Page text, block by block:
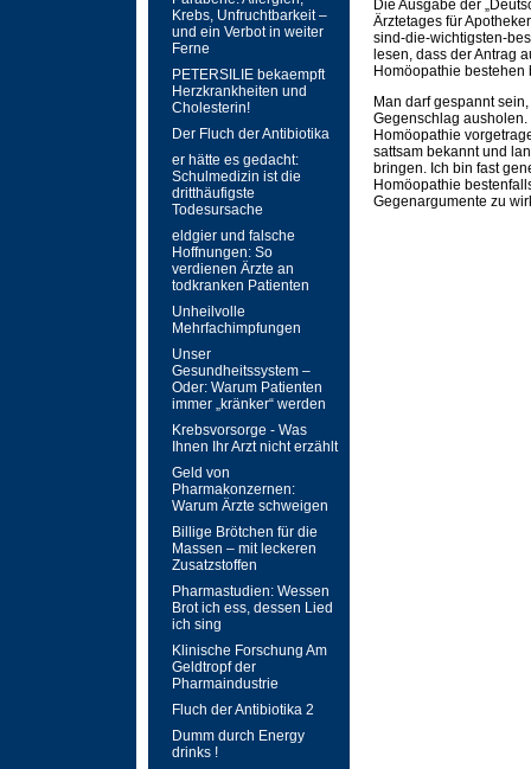
Krebs, Unfruchtbarkeit –
und ein Verbot in weiter
Ferne
PETERSILIE bekaempft
Herzkrankheiten und
Cholesterin!
Der Fluch der Antibiotika
er hätte es gedacht:
Schulmedizin ist die
dritthäufigste
Todesursache
eldgier und falsche
Hoffnungen: So
verdienen Ärzte an
todkranken Patienten
Unheilvolle
Mehrfachimpfungen
Unser
Gesundheitssystem –
Oder: Warum Patienten
immer „kränker“ werden
Krebsvorsorge - Was
Ihnen Ihr Arzt nicht erzählt
Geld von
Pharmakonzernen:
Warum Ärzte schweigen
Billige Brötchen für die
Massen – mit leckeren
Zusatzstoffen
Pharmastudien: Wessen
Brot ich ess, dessen Lied
ich sing
Klinische Forschung Am
Geldtropf der
Pharmaindustrie
Fluch der Antibiotika 2
Dumm durch Energy
drinks !
Die Ausgabe der
Ärztetages für
sind-die-wichtigsten-
lesen, dass der Antrag
Homöopathie bestehen
Man darf gespannt
Gegenschlag
Homöopathie
sattsam bekannt und
bringen. Ich bin fast
Homöopathie
Gegenargumente zu